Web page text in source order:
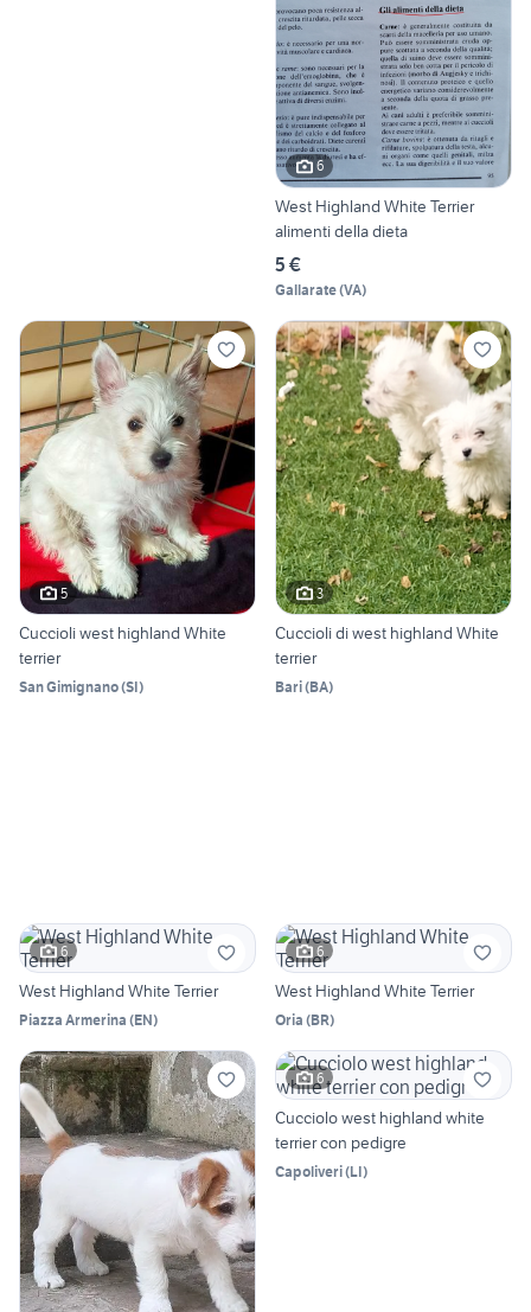
6
West Highland White Terrier
alimenti della dieta
5 €
Gallarate(VA)
5
Cuccioli west highland White
terrier
San Gimignano(SI)
3
Cuccioli di west highland White
terrier
Bari(BA)
6
West Highland White Terrier
Piazza Armerina (EN)
6
West Highland White Terrier
Oria (BR)
6
Cucciolo west highland white
terrier con pedigre
Capoliveri(LI)